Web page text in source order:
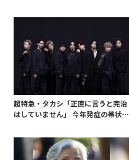
超特急・タカシ「正直に言うと完治
はしていません」 今年発症の帯状疱
白 後遺症も語る